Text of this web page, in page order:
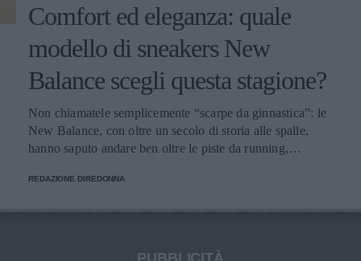
Comfort ed eleganza: quale
modello di sneakers New
Balance scegli questa stagione?
Non chiamatele semplicemente “scarpe da ginnastica”: le
New Balance, con oltre un secolo di storia alle spalle,
hanno saputo andare ben oltre le piste da running,
REDAZIONE DIREDONNA
PUBBLICITÀ